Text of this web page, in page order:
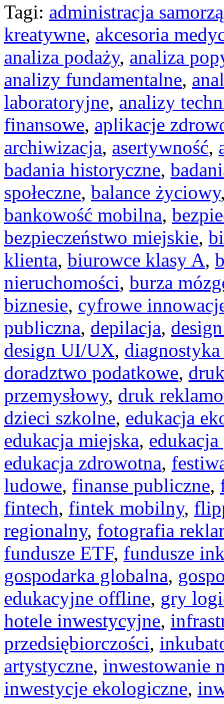
Tagi: administracja
kreatywne, akcesoria
analiza podaży, analiza
analizy fundamentalne,
laboratoryjne, analizy
finansowe, aplikacje
archiwizacja, asertywność,
badania historyczne,
społeczne, balance życiowy
bankowość mobilna,
bezpieczeństwo miejskie,
klienta, biurowce klasy A,
nieruchomości, burza
biznesie, cyfrowe
publiczna, depilacja,
design UI/UX,
doradztwo podatkowe,
przemysłowy, druk
dzieci szkolne, edukacja
edukacja miejska,
edukacja zdrowotna,
ludowe, finanse publiczne,
fintech, fintek mobilny,
regionalny, fotografia
fundusze ETF, fundusze
gospodarka globalna,
edukacyjne offline, gry
hotele inwestycyjne,
przedsiębiorczości,
artystyczne, inwestowanie
inwestycje ekologiczne,